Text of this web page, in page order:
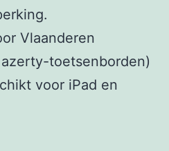
Vlaanderen
toetsenborden)
voor iPad en